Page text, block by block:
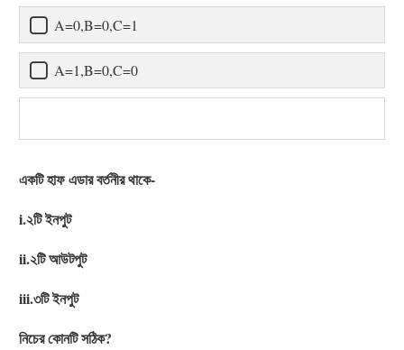
A=0,B=0,C=1
A=1,B=0,C=0
একটি হাফ এডার বর্তনীর থাকে-
i.২টি ইনপুট
ii.২টি আউটপুট
iii.৩টি ইনপুট
নিচের কোনটি সঠিক?